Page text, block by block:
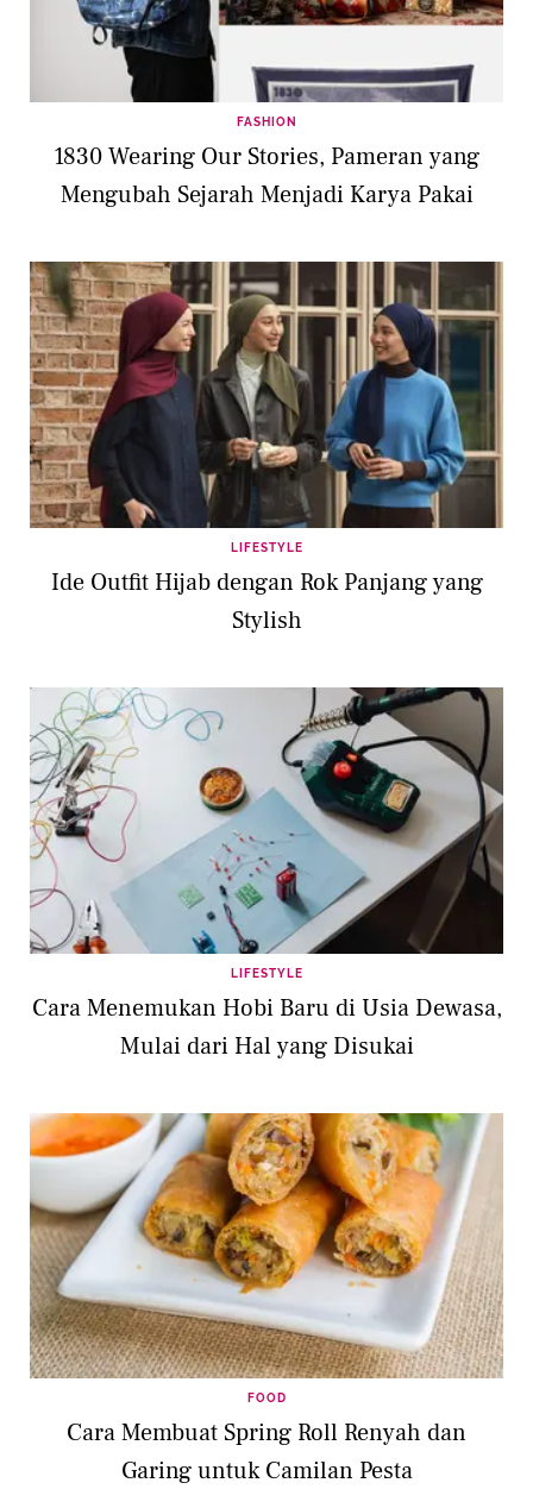
FASHION
1830 Wearing Our Stories, Pameran yang
Mengubah Sejarah Menjadi Karya Pakai
LIFESTYLE
Ide Outfit Hijab dengan Rok Panjang yang
Stylish
LIFESTYLE
Cara Menemukan Hobi Baru di Usia Dewasa,
Mulai dari Hal yang Disukai
FOOD
Cara Membuat Spring Roll Renyah dan
Garing untuk Camilan Pesta